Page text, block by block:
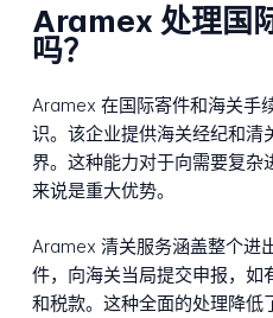
Aramex 处理国
吗？
Aramex 在国际寄件和海关手
识。该企业提供海关经纪和清
界。这种能力对于向需要复杂
来说是重大优势。
Aramex 清关服务涵盖整个进
件，向海关当局提交申报，如
和税款。这种全面的处理降低